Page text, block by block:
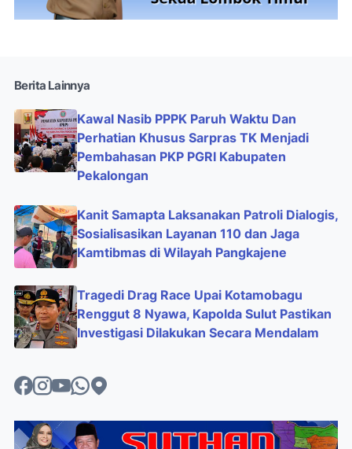
Berita Lainnya
Kawal Nasib PPPK Paruh Waktu Dan
Perhatian Khusus Sarpras TK Menjadi
Pembahasan PKP PGRI Kabupaten
Pekalongan
Kanit Samapta Laksanakan Patroli Dialogis,
Sosialisasikan Layanan 110 dan Jaga
Kamtibmas di Wilayah Pangkajene
Tragedi Drag Race Upai Kotamobagu
Renggut 8 Nyawa, Kapolda Sulut Pastikan
Investigasi Dilakukan Secara Mendalam